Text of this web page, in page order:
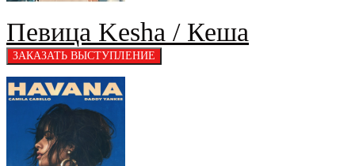
Певица Kesha / Кеша